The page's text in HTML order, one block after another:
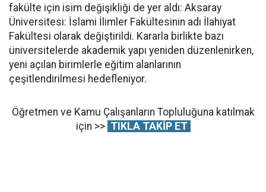
fakülte için isim değişikliği de yer aldı: Aksaray
Üniversitesi: İslami İlimler Fakültesinin adı İlahiyat
Fakültesi olarak değiştirildi. Kararla birlikte bazı
üniversitelerde akademik yapı yeniden düzenlenirken,
yeni açılan birimlerle eğitim alanlarının
çeşitlendirilmesi hedefleniyor.
Öğretmen ve Kamu Çalışanların Topluluğuna katılmak
için >> TIKLA TAKİP ET